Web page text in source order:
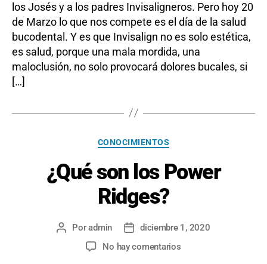
los Josés y a los padres Invisaligneros. Pero hoy 20
de Marzo lo que nos compete es el día de la salud
bucodental. Y es que Invisalign no es solo estética,
es salud, porque una mala mordida, una
maloclusión, no solo provocará dolores bucales, si
[…]
Categorías
CONOCIMIENTOS
¿Qué son los Power
Ridges?
AutorPoradmin
Fechadiciembre 1, 2020
No hay comentariosen